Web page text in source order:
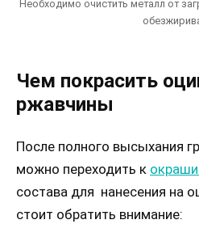
Необходимо очистить металл от
Чем покрасить
ржавчины
После полного высыхания
можно переходить к
состава для нанесения на
стоит обратить внимание: